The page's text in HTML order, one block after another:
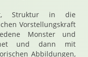
Struktur in die
Vorstellungskraft
Monster und
und dann mit
Abbildungen,